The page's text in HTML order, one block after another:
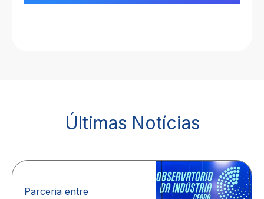
Últimas Notícias
Parceria entre